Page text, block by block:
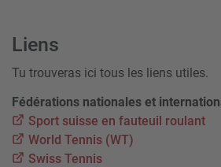
Liens
Tu trouveras ici tous les liens utiles.
Fédérations nationales et
Sport suisse en fauteuil roulant
World Tennis (WT)
Swiss Tennis